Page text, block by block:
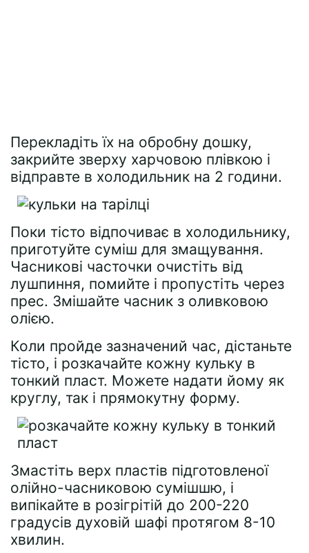
Перекладіть їх на обробну дошку,
закрийте зверху харчовою плівкою і
відправте в холодильник на 2 години.
Поки тісто відпочиває в холодильнику,
приготуйте суміш для змащування.
Часникові часточки очистіть від
лушпиння, помийте і пропустіть через
прес. Змішайте часник з оливковою
олією.
Коли пройде зазначений час, дістаньте
тісто, і розкачайте кожну кульку в
тонкий пласт. Можете надати йому як
круглу, так і прямокутну форму.
Змастіть верх пластів підготовленої
олійно-часниковою сумішшю, і
випікайте в розігрітій до 200-220
градусів духовій шафі протягом 8-10
хвилин.